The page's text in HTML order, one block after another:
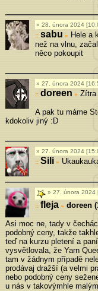
28. února 2024
sabu »
Hele a
než na vlnu,
něco pokoupit
27. února 2024
doreen » Zítra
A pak tu máme
kdokoliv jiný :D
27. února 2024
Sili »
27. února 2024
fleja» doreen
Asi moc ne, tady v
podobný ceny, takže
teď na kurzu pletení a
vysvětlovala, že Yarn
tam v žádnym případě
prodávaj dražší (a velmi
nebo podobný ceny
u nás v takovýmhle